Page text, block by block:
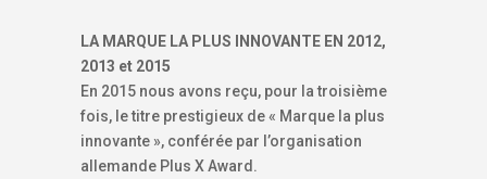
LA MARQUE LA PLUS INNOVANTE EN 2012,
2013 et 2015
En 2015 nous avons reçu, pour la troisième
fois, le titre prestigieux de « Marque la plus
innovante », conférée par l’organisation
allemande Plus X Award.